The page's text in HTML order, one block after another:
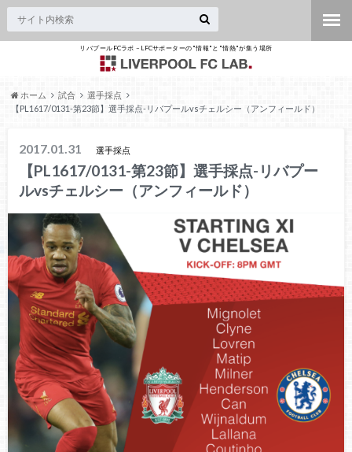
リバプールFCラボ – LFCサポーターの"情報"と"情熱"が集う場所
ホーム 試合
選手採点
【PL1617/0131-第23節】選手採点-リバプールvsチェルシー（アンフィールド）
2017.01.31 選手採点
【PL1617/0131-第23節】選手採点-リバプー
ルvsチェルシー（アンフィールド）